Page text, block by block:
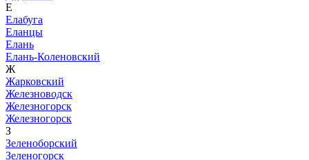
Е
Елабуга
Еланцы
Елань
Елань-Коленовский
Ж
Жарковский
Железноводск
Железногорск
Железногорск
З
Зеленоборский
Зеленогорск